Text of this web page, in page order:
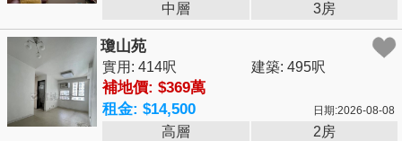
中層 3房
瓊山苑
實用: 414呎 建築: 495呎
補地價: $369萬
租金: $14,500
日期:2026-08-08
高層 2房